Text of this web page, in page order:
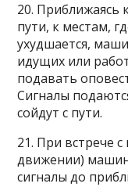
20. Приближаясь
пути, к местам,
ухудшается,
идущих или
подавать
Сигналы
сойдут с пути.
21. При встрече
движении)
сигналы до